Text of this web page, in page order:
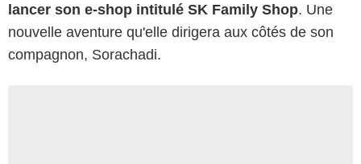
lancer son e-shop intitulé SK Family Shop. Une
nouvelle aventure qu'elle dirigera aux côtés de son
compagnon, Sorachadi.